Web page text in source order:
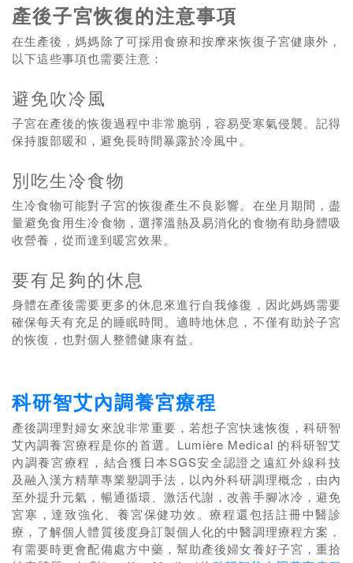
產後子宮恢復的注意事項
在生產後，媽媽除了可採用食療和按摩來恢復子宮健康外，
以下這些事項也需要注意：
避免吹冷風
子宮在產後的恢復過程中非常脆弱，容易受寒氣侵襲。記得
保持腹部暖和，避免長時間暴露於冷風中。
別吃生冷食物
生冷食物可能對子宮的恢復產生不良影響。在坐月期間，盡
量避免食用生冷食物，選擇溫熱及易消化的食物有助身體吸
收營養，從而達到暖宮效果。
要有足夠的休息
身體在產後需要更多的休息來進行自我修復，因此媽媽需要
確保每天有充足的睡眠時間。適時地休息，不僅有助於子宮
的恢復，也對個人整體健康有益。
科研智艾內調養宮療程
產後調理對婦女來說非常重要，若想子宮快速恢復，科研智
艾內調養宮療程是你的首選。Lumière Medical 的科研智艾
內調養宮療程，結合獲日本SGS安全認證之遠紅外線科技
及融入漢方精華專業塑調手法，以內外科研調理概念，由內
至外提升元氣，暢通循環、激活代謝，改善手腳冰冷，避免
宮寒，達致強化、養宮保健功效。療程還包括註冊中醫診
療，了解個人體質後度身訂製個人化的中醫調理療程方案，
有需要時更會配備處方中藥，幫助產後婦女養好子宮，重拾